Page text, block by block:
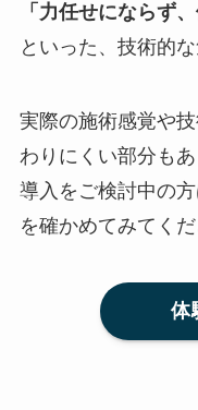
「力任せにならず
といった、技術的
実際の施術感覚や
わりにくい部分もあ
導入をご検討中の
を確かめてみてくだ
体